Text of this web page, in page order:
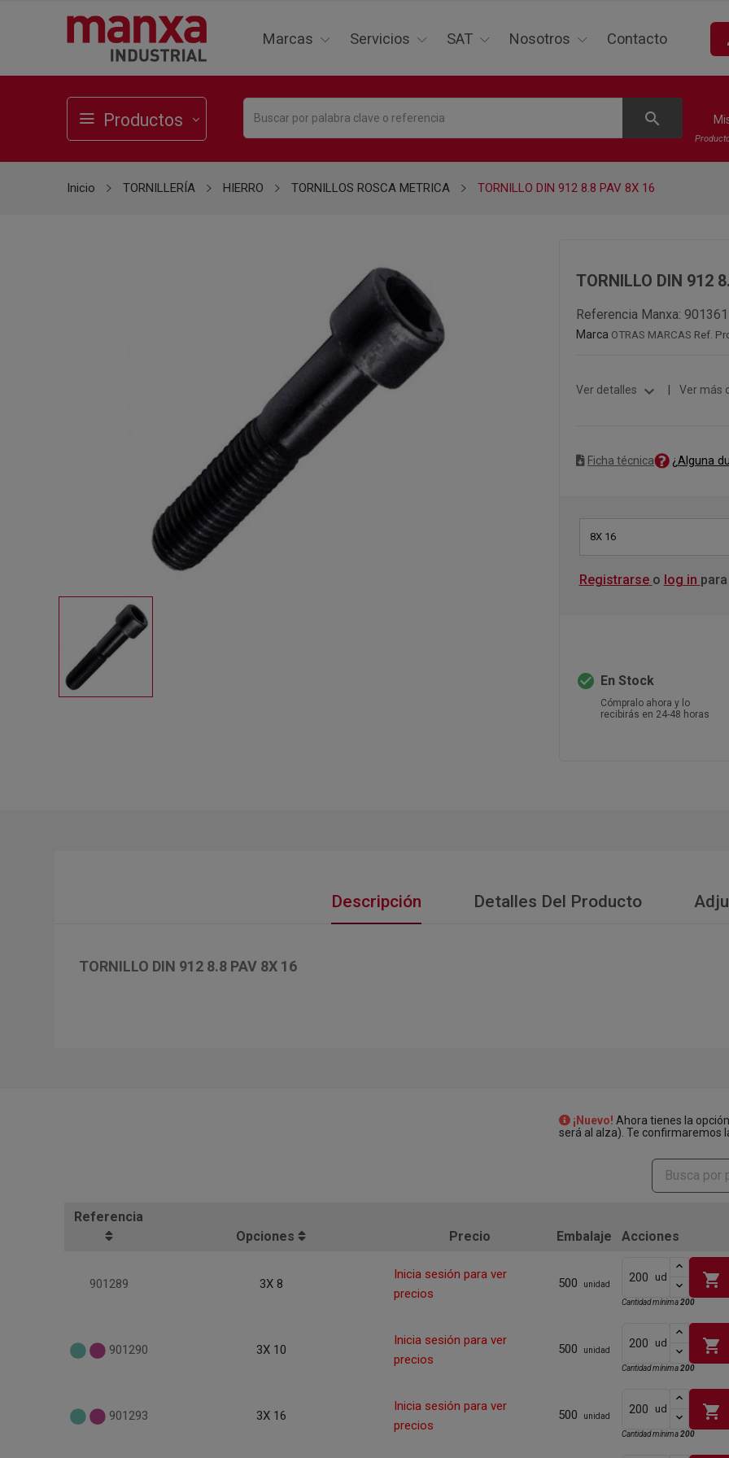
Marcas Servicios SAT Nosotros Contacto
Productos search
Inicio TORNILLERÍA HIERRO TORNILLOS ROSCA METRICA TORNILLO DIN 912 8.8 PAV 8X 16
TORNILLO DIN 912
Referencia Manxa: 901361
Marca OTRAS MARCAS Ref.
Ver detalles expand_more Ver más
Ficha técnica ¿Alguna
8X 16
Registrarse o log in
check_circle En Stock
Cómpralo ahora y lo
recibirás en 24-48 horas
Descripción Detalles Del Producto
TORNILLO DIN 912 8.8 PAV 8X 16
¡Nuevo! Ahora tienes la
será al alza). Te confirmaremos
Referencia
Opciones
Precio Embalaje Acciones
901289 3X 8
Inicia sesión para ver
precios
500 unidad
ud shopping_cart
Cantidad mínima200
901290 3X 10
Inicia sesión para ver
precios
500 unidad
ud shopping_cart
Cantidad mínima200
901293 3X 16
Inicia sesión para ver
precios
500 unidad
ud shopping_cart
Cantidad mínima200